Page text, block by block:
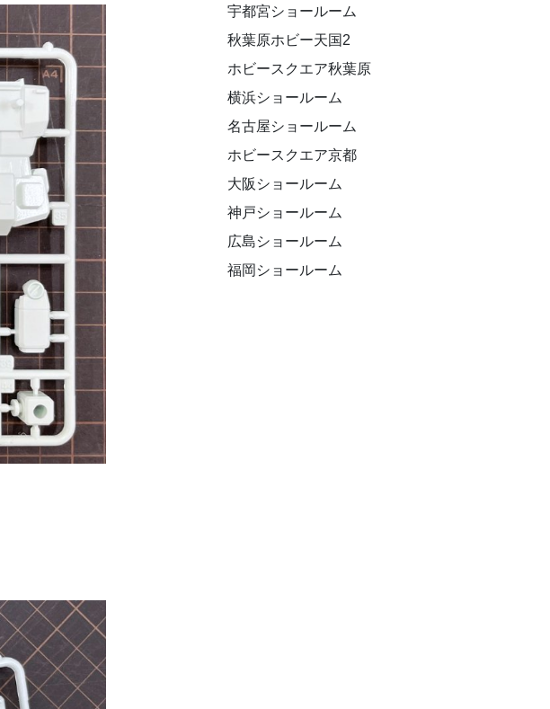
宇都宮ショールーム
秋葉原ホビー天国2
ホビースクエア秋葉原
横浜ショールーム
名古屋ショールーム
ホビースクエア京都
大阪ショールーム
神戸ショールーム
広島ショールーム
福岡ショールーム